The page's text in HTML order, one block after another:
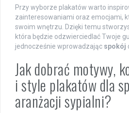
Przy wyborze plakatów warto
zainteresowaniami oraz emocjami,
swoim wnętrzu. Dzięki temu
która będzie odzwierciedlać Twoje
jednocześnie wprowadzając spokój
Jak dobrać motywy,
i style plakatów dla
aranżacji sypialni?